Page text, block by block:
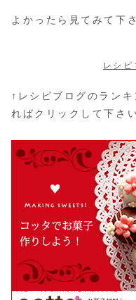
よかったら見てみて下
レシ
↑レシピブログのラン
ればクリックして下さ